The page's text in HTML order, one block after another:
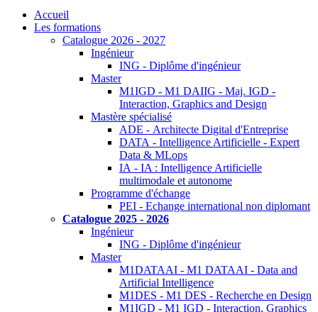
Accueil
Les formations
Catalogue 2026 - 2027
Ingénieur
ING - Diplôme d'ingénieur
Master
M1IGD - M1 DAIIG - Maj. IGD -
Interaction, Graphics and Design
Mastère spécialisé
ADE - Architecte Digital d'Entreprise
DATA - Intelligence Artificielle - Expert
Data & MLops
IA - IA : Intelligence Artificielle
multimodale et autonome
Programme d'échange
PEI - Echange international non diplomant
Catalogue 2025 - 2026
Ingénieur
ING - Diplôme d'ingénieur
Master
M1DATAAI - M1 DATAAI - Data and
Artificial Intelligence
M1DES - M1 DES - Recherche en Design
M1IGD - M1 IGD - Interaction, Graphics